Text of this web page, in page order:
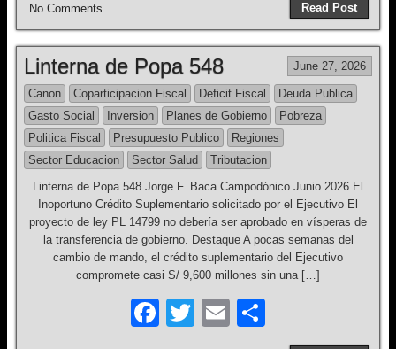
e
b
o
o
k
er
ar
e
Read Post
No Comments
Linterna de Popa 548 June 27, 2026
Canon Coparticipacion Fiscal Deficit Fiscal
Deuda Publica
Gasto Social
Inversion Planes de Gobierno
Pobreza
Politica Fiscal
Presupuesto Publico
Regiones
Sector Educacion
Sector Salud
Tributacion
Linterna de Popa 548 Jorge F. Baca Campodónico Junio 2026 El
Inoportuno Crédito Suplementario solicitado por el Ejecutivo El
proyecto de ley PL 14799 no debería ser aprobado en vísperas de
la transferencia de gobierno. Destaque A pocas semanas del
cambio de mando, el crédito suplementario del Ejecutivo
compromete casi S/ 9,600 millones sin una […]
F
T
E